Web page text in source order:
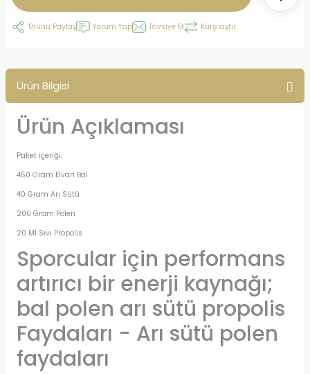
Ürünü Paylaş Yorum Yap Tavsiye Et Karşılaştır
Ürün Bilgisi
Ürün Açıklaması
Paket içeriği;
450 Gram Elvan Bal
40 Gram Arı Sütü
200 Gram Polen
20 Ml Sıvı Propolis
Sporcular için performans
artırıcı bir enerji kaynağı;
bal polen arı sütü propolis
Faydaları - Arı sütü polen
faydaları